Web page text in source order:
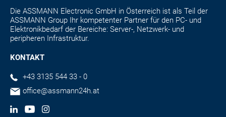
Die ASSMANN Electronic GmbH in Österreich ist als Teil der
ASSMANN Group Ihr kompetenter Partner für den PC- und
Elektronikbedarf der Bereiche: Server-, Netzwerk- und
peripheren Infrastruktur.
KONTAKT
+43 3135 544 33 - 0
office@assmann24h.at